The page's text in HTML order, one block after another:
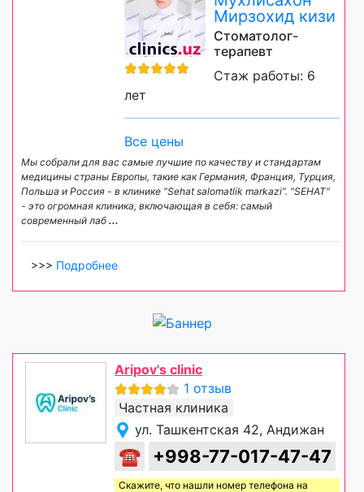
Мирзохид кизи
Стоматолог-
терапевт
Стаж работы: 6
лет
Все цены
Мы собрали для вас самые лучшие по качеству и стандартам
медицины страны Европы, такие как Германия, Франция, Турция,
Польша и Россия - в клинике “Sehat salomatlik markazi”. "SEHAT"
- это огромная клиника, включающая в себя: самый
современный лаб ...
>>> Подробнее
Aripov's clinic
1 отзыв
Частная клиника
ул. Ташкентская 42, Андижан
☎ +998-77-017-47-47
Скажите, что нашли номер телефона на